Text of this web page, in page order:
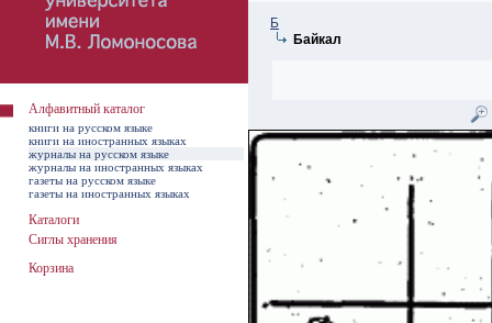
Б
Байкал
Алфавитный каталог
книги на русском языке
книги на иностранных языках
журналы на русском языке
журналы на иностранных языках
газеты на русском языке
газеты на иностранных языках
Каталоги
Сиглы хранения
Корзина